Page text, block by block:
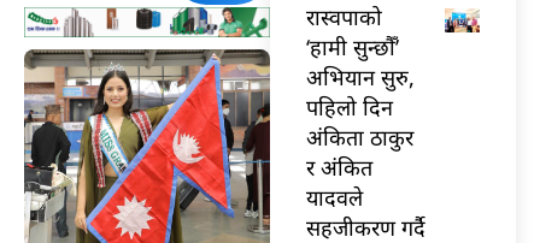
रास्वपाको
‘हामी सुन्छौँ’
अभियान सुरु,
पहिलो दिन
अंकिता ठाकुर
र अंकित
यादवले
सहजीकरण गर्दै